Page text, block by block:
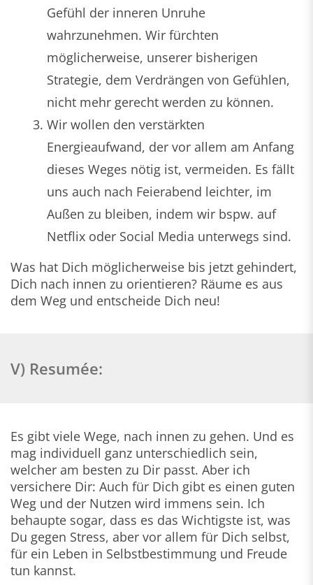
Gefühl der inneren Unruhe
wahrzunehmen. Wir fürchten
möglicherweise, unserer bisherigen
Strategie, dem Verdrängen von Gefühlen,
nicht mehr gerecht werden zu können.
Wir wollen den verstärkten
Energieaufwand, der vor allem am Anfang
dieses Weges nötig ist, vermeiden. Es fällt
uns auch nach Feierabend leichter, im
Außen zu bleiben, indem wir bspw. auf
Netflix oder Social Media unterwegs sind.
Was hat Dich möglicherweise bis jetzt gehindert,
Dich nach innen zu orientieren? Räume es aus
dem Weg und entscheide Dich neu!
V) Resumée:
Es gibt viele Wege, nach innen zu gehen. Und es
mag individuell ganz unterschiedlich sein,
welcher am besten zu Dir passt. Aber ich
versichere Dir: Auch für Dich gibt es einen guten
Weg und der Nutzen wird immens sein. Ich
behaupte sogar, dass es das Wichtigste ist, was
Du gegen Stress, aber vor allem für Dich selbst,
für ein Leben in Selbstbestimmung und Freude
tun kannst.